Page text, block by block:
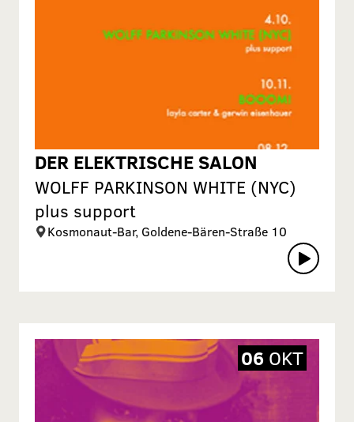
DER ELEKTRISCHE SALON
WOLFF PARKINSON WHITE (NYC)
plus support
Kosmonaut-Bar, Goldene-Bären-Straße 10
06 OKT